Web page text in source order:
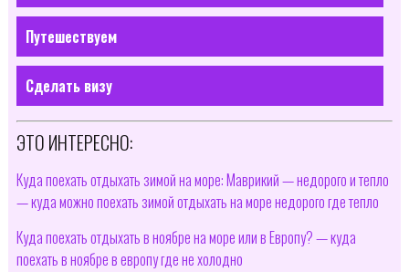
Путешествуем
Сделать визу
ЭТО ИНТЕРЕСНО:
Куда поехать отдыхать зимой на море: Маврикий — недорого и тепло
— куда можно поехать зимой отдыхать на море недорого где тепло
Куда поехать отдыхать в ноябре на море или в Европу? — куда
поехать в ноябре в европу где не холодно